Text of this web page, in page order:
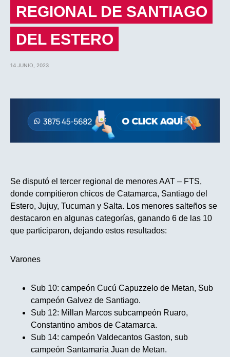
REGIONAL DE SANTIAGO
DEL ESTERO
14 JUNIO, 2023
Se disputó el tercer regional de menores AAT – FTS,
donde compitieron chicos de Catamarca, Santiago del
Estero, Jujuy, Tucuman y Salta. Los menores salteños se
destacaron en algunas categorías, ganando 6 de las 10
que participaron, dejando estos resultados:
Varones
Sub 10: campeón Cucú Capuzzelo de Metan, Sub
campeón Galvez de Santiago.
Sub 12: Millan Marcos subcampeón Ruaro,
Constantino ambos de Catamarca.
Sub 14: campeón Valdecantos Gaston, sub
campeón Santamaria Juan de Metan.